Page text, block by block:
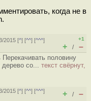
когда не в
2015 [^] [^^] [^^^]
+1
+ / –
половину
дерево со... текст свёрнут,
2015 [^] [^^] [^^^]
+ / –